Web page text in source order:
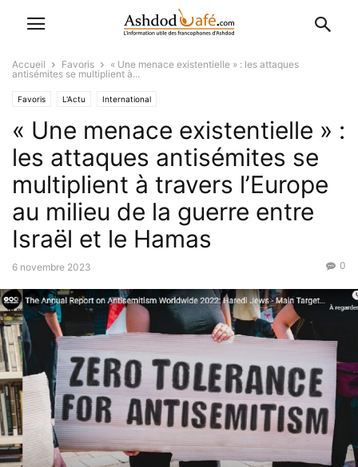
Accueil Favoris
« Une menace existentielle » : les attaques
antisémites se multiplient à...
Favoris L'Actu International
« Une menace existentielle » :
les attaques antisémites se
multiplient à travers l’Europe
au milieu de la guerre entre
Israël et le Hamas
6 novembre 2023 0